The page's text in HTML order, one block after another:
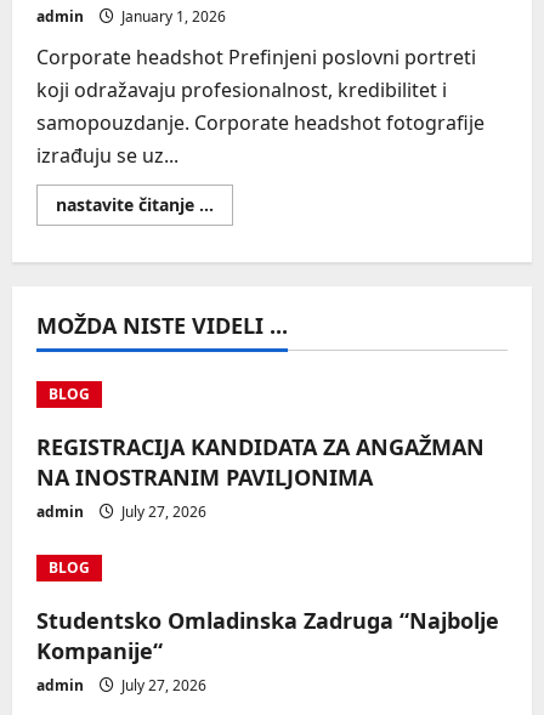
admin January 1, 2026
Corporate headshot Prefinjeni poslovni portreti
koji odražavaju profesionalnost, kredibilitet i
samopouzdanje. Corporate headshot fotografije
izrađuju se uz...
nastavite čitanje ...
more
portreti
za
LinkedIn
MOŽDA NISTE VIDELI ...
BLOG
REGISTRACIJA KANDIDATA ZA ANGAŽMAN
NA INOSTRANIM PAVILJONIMA
admin July 27, 2026
BLOG
Studentsko Omladinska Zadruga “Najbolje
Kompanije“
admin July 27, 2026